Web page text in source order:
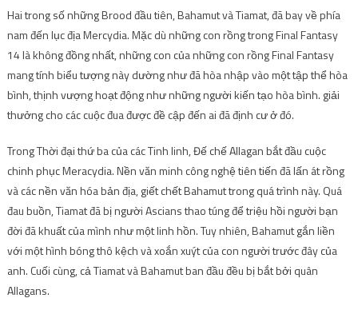
Hai trong số những Brood đầu tiên, Bahamut và Tiamat, đã bay về phía
nam đến lục địa Mercydia. Mặc dù những con rồng trong Final Fantasy
14 là không đồng nhất, những con của những con rồng Final Fantasy
mang tính biểu tượng này dường như đã hòa nhập vào một tập thể hòa
bình, thịnh vượng hoạt động như những người kiến ​​tạo hòa bình. giải
thưởng cho các cuộc đua được đề cập đến ai đã định cư ở đó.
Trong Thời đại thứ ba của các Tinh linh, Đế chế Allagan bắt đầu cuộc
chinh phục Meracydia. Nền văn minh công nghệ tiên tiến đã lấn át rồng
và các nền văn hóa bản địa, giết chết Bahamut trong quá trình này. Quá
đau buồn, Tiamat đã bị người Ascians thao túng để triệu hồi người bạn
đời đã khuất của mình như một linh hồn. Tuy nhiên, Bahamut gắn liền
với một hình bóng thô kệch và xoắn xuýt của con người trước đây của
anh. Cuối cùng, cả Tiamat và Bahamut ban đầu đều bị bắt bởi quân
Allagans.